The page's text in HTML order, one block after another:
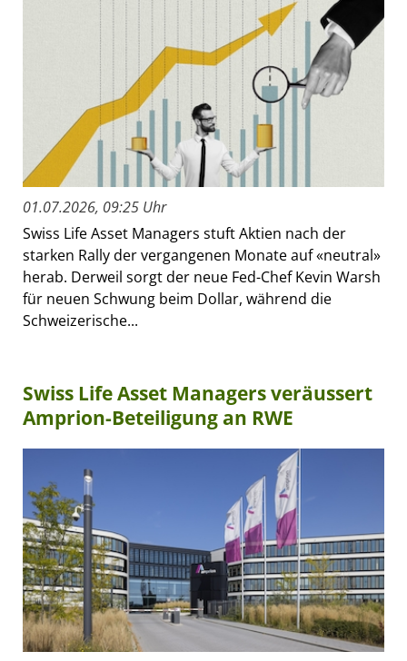
01.07.2026, 09:25 Uhr
Swiss Life Asset Managers stuft Aktien nach der
starken Rally der vergangenen Monate auf «neutral»
herab. Derweil sorgt der neue Fed-Chef Kevin Warsh
für neuen Schwung beim Dollar, während die
Schweizerische...
Swiss Life Asset Managers veräussert
Amprion-Beteiligung an RWE